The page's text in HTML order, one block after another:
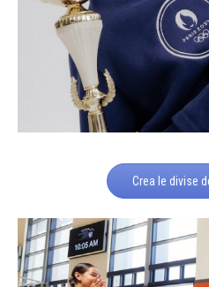
Crea le divise